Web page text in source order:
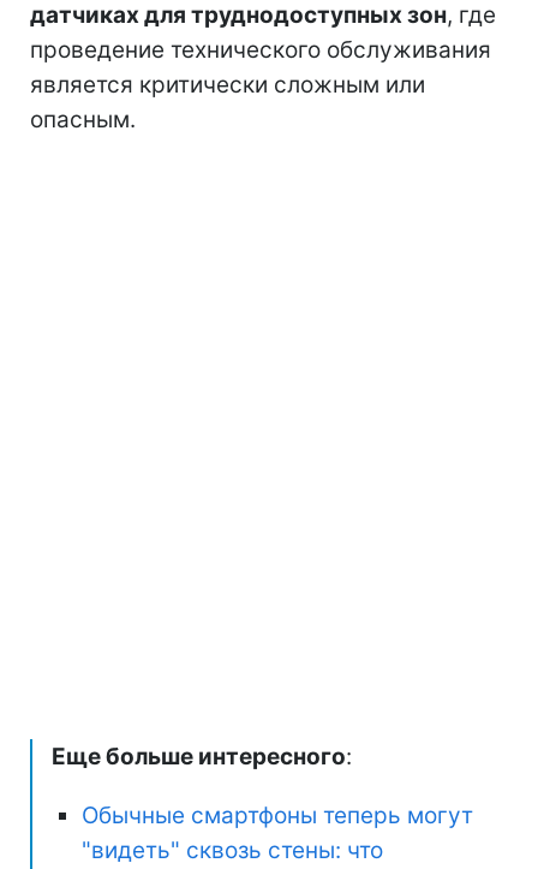
датчиках для труднодоступных зон, где
проведение технического обслуживания
является критически сложным или
опасным.
Еще больше интересного:
Обычные смартфоны теперь могут
"видеть" сквозь стены: что